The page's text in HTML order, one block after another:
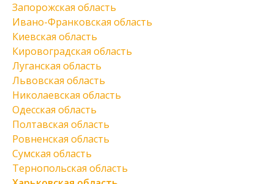
Запорожская область
Ивано-Франковская область
Киевская область
Кировоградская область
Луганская область
Львовская область
Николаевская область
Одесская область
Полтавская область
Ровненская область
Сумская область
Тернопольская область